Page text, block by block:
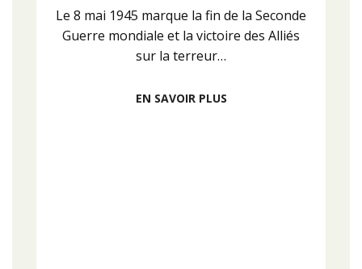
Le 8 mai 1945 marque la fin de la Seconde
Guerre mondiale et la victoire des Alliés
sur la terreur…
EN SAVOIR PLUS